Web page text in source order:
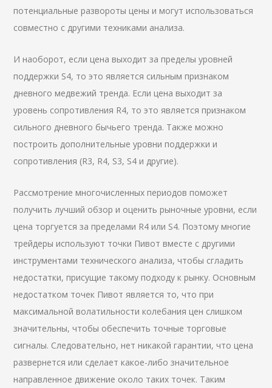
потенциальные развороты цены и могут использоваться
совместно с другими техниками анализа.
И наоборот, если цена выходит за пределы уровней
поддержки S4, то это является сильным признаком
дневного медвежий тренда. Если цена выходит за
уровень сопротивления R4, то это является признаком
сильного дневного бычьего тренда. Также можно
построить дополнительные уровни поддержки и
сопротивления (R3, R4, S3, S4 и другие).
Рассмотрение многочисленных периодов поможет
получить лучший обзор и оценить рыночные уровни, если
цена торгуется за пределами R4 или S4. Поэтому многие
трейдеры используют точки Пивот вместе с другими
инструментами технического анализа, чтобы сгладить
недостатки, присущие такому подходу к рынку. Основным
недостатком точек Пивот является то, что при
максимальной волатильности колебания цен слишком
значительны, чтобы обеспечить точные торговые
сигналы. Следовательно, нет никакой гарантии, что цена
развернется или сделает какое-либо значительное
направленное движение около таких точек. Таким